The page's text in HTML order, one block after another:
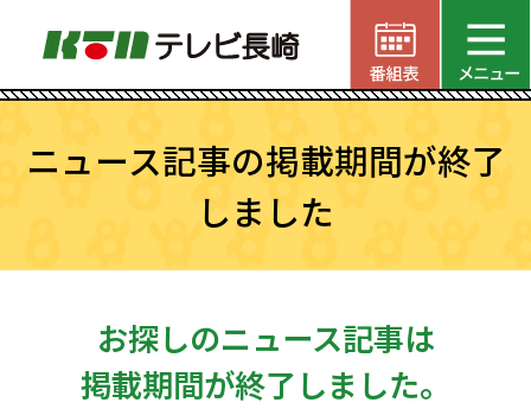
ニュース記事の掲載期間が終了
しました
お探しのニュース記事は
掲載期間が終了しました。